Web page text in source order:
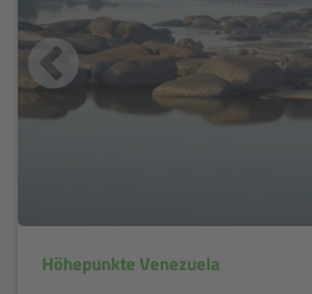
Höhepunkte Venezuela